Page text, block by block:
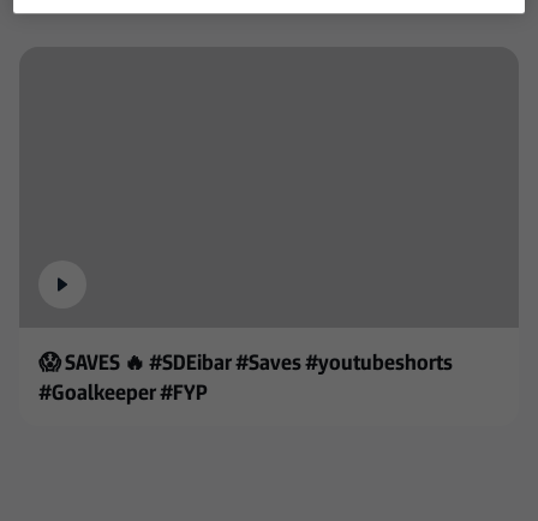
😱 SAVES 🔥 #SDEibar #Saves #youtubeshorts
#Goalkeeper #FYP